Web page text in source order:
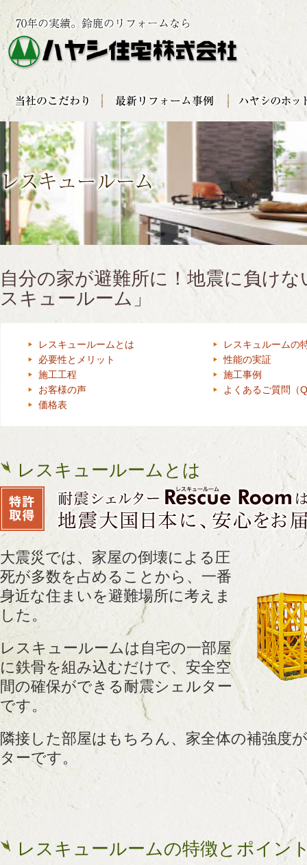
自分の家が避難所に！地震に負け
スキュールーム」
レスキュールームとは
レスキュルームの
必要性とメリット
性能の実証
施工工程
施工事例
お客様の声
よくあるご質問（
価格表
レスキュールームとは
大震災では、家屋の倒壊による圧
死が多数を占めることから、一番
身近な住まいを避難場所に考えま
した。
レスキュールームは自宅の一部屋
に鉄骨を組み込むだけで、安全空
間の確保ができる耐震シェルター
です。
隣接した部屋はもちろん、家全体の補強度
ターです。
レスキュールームの特徴とポイン